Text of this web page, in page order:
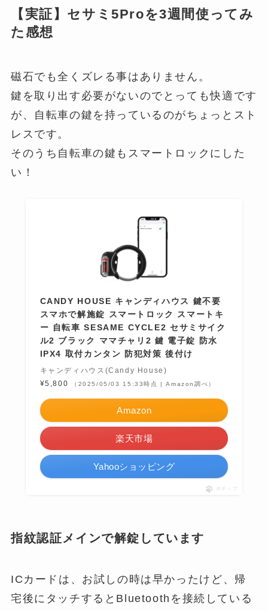
【実証】セサミ5Proを3週間使ってみ
た感想
磁石でも全くズレる事はありません。
鍵を取り出す必要がないのでとっても快適です
が、自転車の鍵を持っているのがちょっとスト
レスです。
そのうち自転車の鍵もスマートロックにした
い！
CANDY HOUSE キャンディハウス 鍵不要
スマホで解施錠 スマートロック スマートキ
ー 自転車 SESAME CYCLE2 セサミサイク
ル2 ブラック ママチャリ2 鍵 電子錠 防水
IPX4 取付カンタン 防犯対策 後付け
キャンディハウス(Candy House)
¥5,800
（2025/05/03 15:33時点 | Amazon調べ）
Amazon
楽天市場
Yahooショッピング
ポチップ
指紋認証メインで解錠しています
ICカードは、お試しの時は早かったけど、帰
宅後にタッチするとBluetoothを接続している